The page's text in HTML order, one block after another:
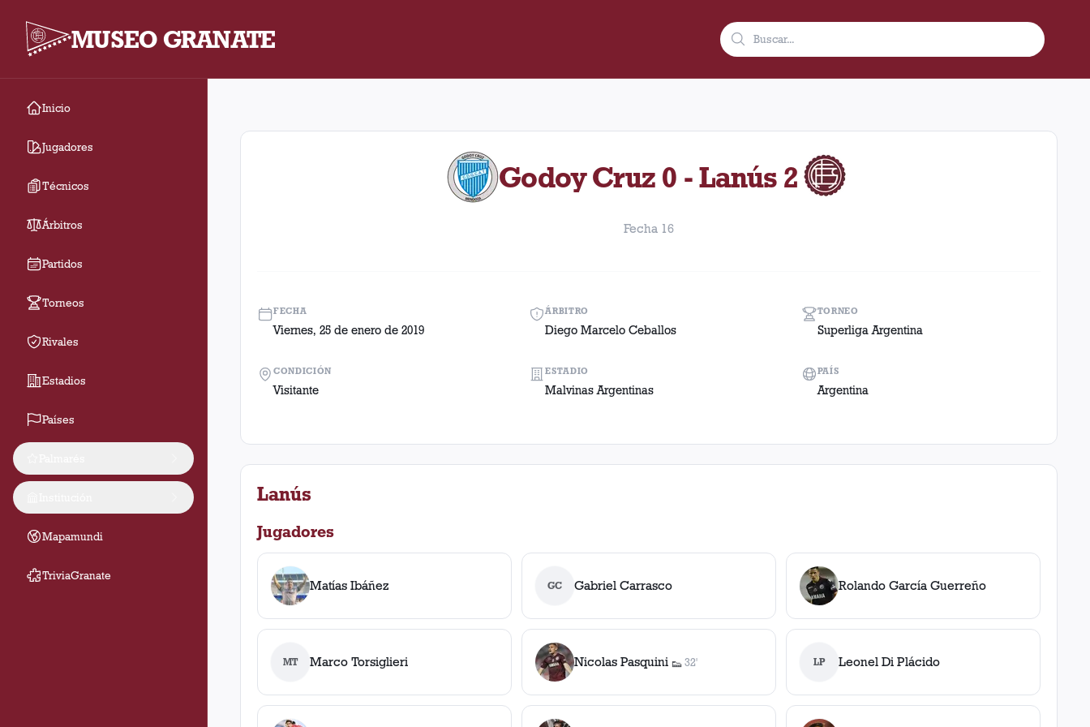
MUSEO GRANATE
Inicio
Jugadores
Técnicos
Árbitros
Partidos
Torneos
Rivales
Estadios
Países
Mapamundi
TriviaGranate
Fecha 16. Partido entre Lanús y Godoy Cruz disputado el Viernes, 25 de enero de 2019 como visitante en el estadio Malvinas Argentinas
Godoy Cruz 0 - Lanús 2
Fecha 16
FECHA
Viernes, 25 de enero de 2019
ÁRBITRO
Diego Marcelo Ceballos
TORNEO
Superliga Argentina
CONDICIÓN
Visitante
ESTADIO
Malvinas Argentinas
PAÍS
Argentina
Lanús
Jugadores
Matías Ibáñez GC Gabriel Carrasco Rolando García Guerreño
MT Marco Torsiglieri Nicolas Pasquini 👟
1asistencia
32' LP Leonel Di Plácido